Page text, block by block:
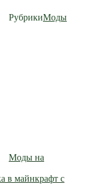
РубрикиМоды
Моды на
в майнкрафт с